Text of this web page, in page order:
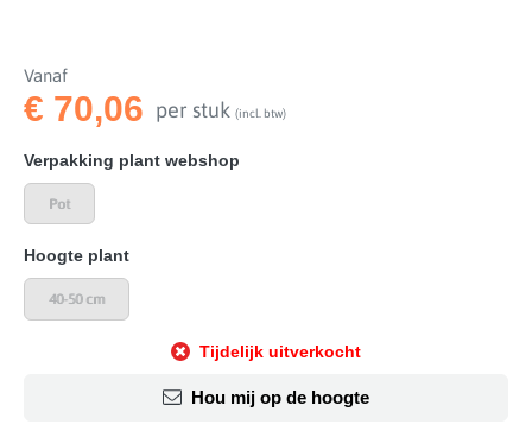
Vanaf
€ 70,06 per stuk (incl. btw)
Selecteer
Verpakking plant webshop
Pot
Selecteer
Hoogte plant
40-50 cm
Tijdelijk uitverkocht
Hou mij op de hoogte